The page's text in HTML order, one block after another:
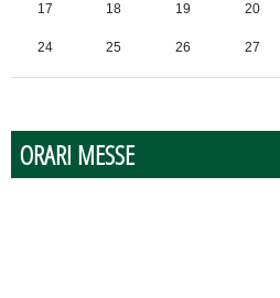
17 18 19 20
24 25 26 27
ORARI MESSE